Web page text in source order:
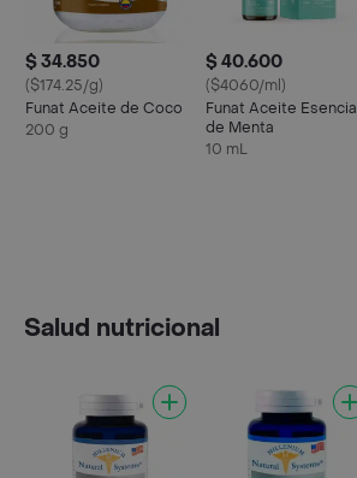
$ 34.850
($174.25/g)
Funat Aceite de Coco
200 g
$ 40.600
($4060/ml)
Funat Aceite Esencial
de Menta
10 mL
Salud nutricional